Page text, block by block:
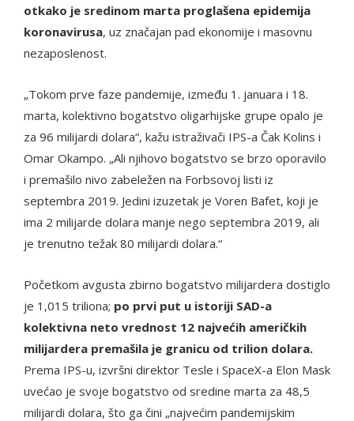
otkako je sredinom marta proglašena epidemija
koronavirusa, uz značajan pad ekonomije i masovnu
nezaposlenost.
„Tokom prve faze pandemije, između 1. januara i 18.
marta, kolektivno bogatstvo oligarhijske grupe opalo je
za 96 milijardi dolara“, kažu istraživači IPS-a Čak Kolins i
Omar Okampo. „Ali njihovo bogatstvo se brzo oporavilo
i premašilo nivo zabeležen na Forbsovoj listi iz
septembra 2019. Jedini izuzetak je Voren Bafet, koji je
ima 2 milijarde dolara manje nego septembra 2019, ali
je trenutno težak 80 milijardi dolara.“
Početkom avgusta zbirno bogatstvo milijardera dostiglo
je 1,015 triliona; po prvi put u istoriji SAD-a
kolektivna neto vrednost 12 najvećih američkih
milijardera premašila je granicu od trilion dolara.
Prema IPS-u, izvršni direktor Tesle i SpaceX-a Elon Mask
uvećao je svoje bogatstvo od sredine marta za 48,5
milijardi dolara, što ga čini „najvećim pandemijskim